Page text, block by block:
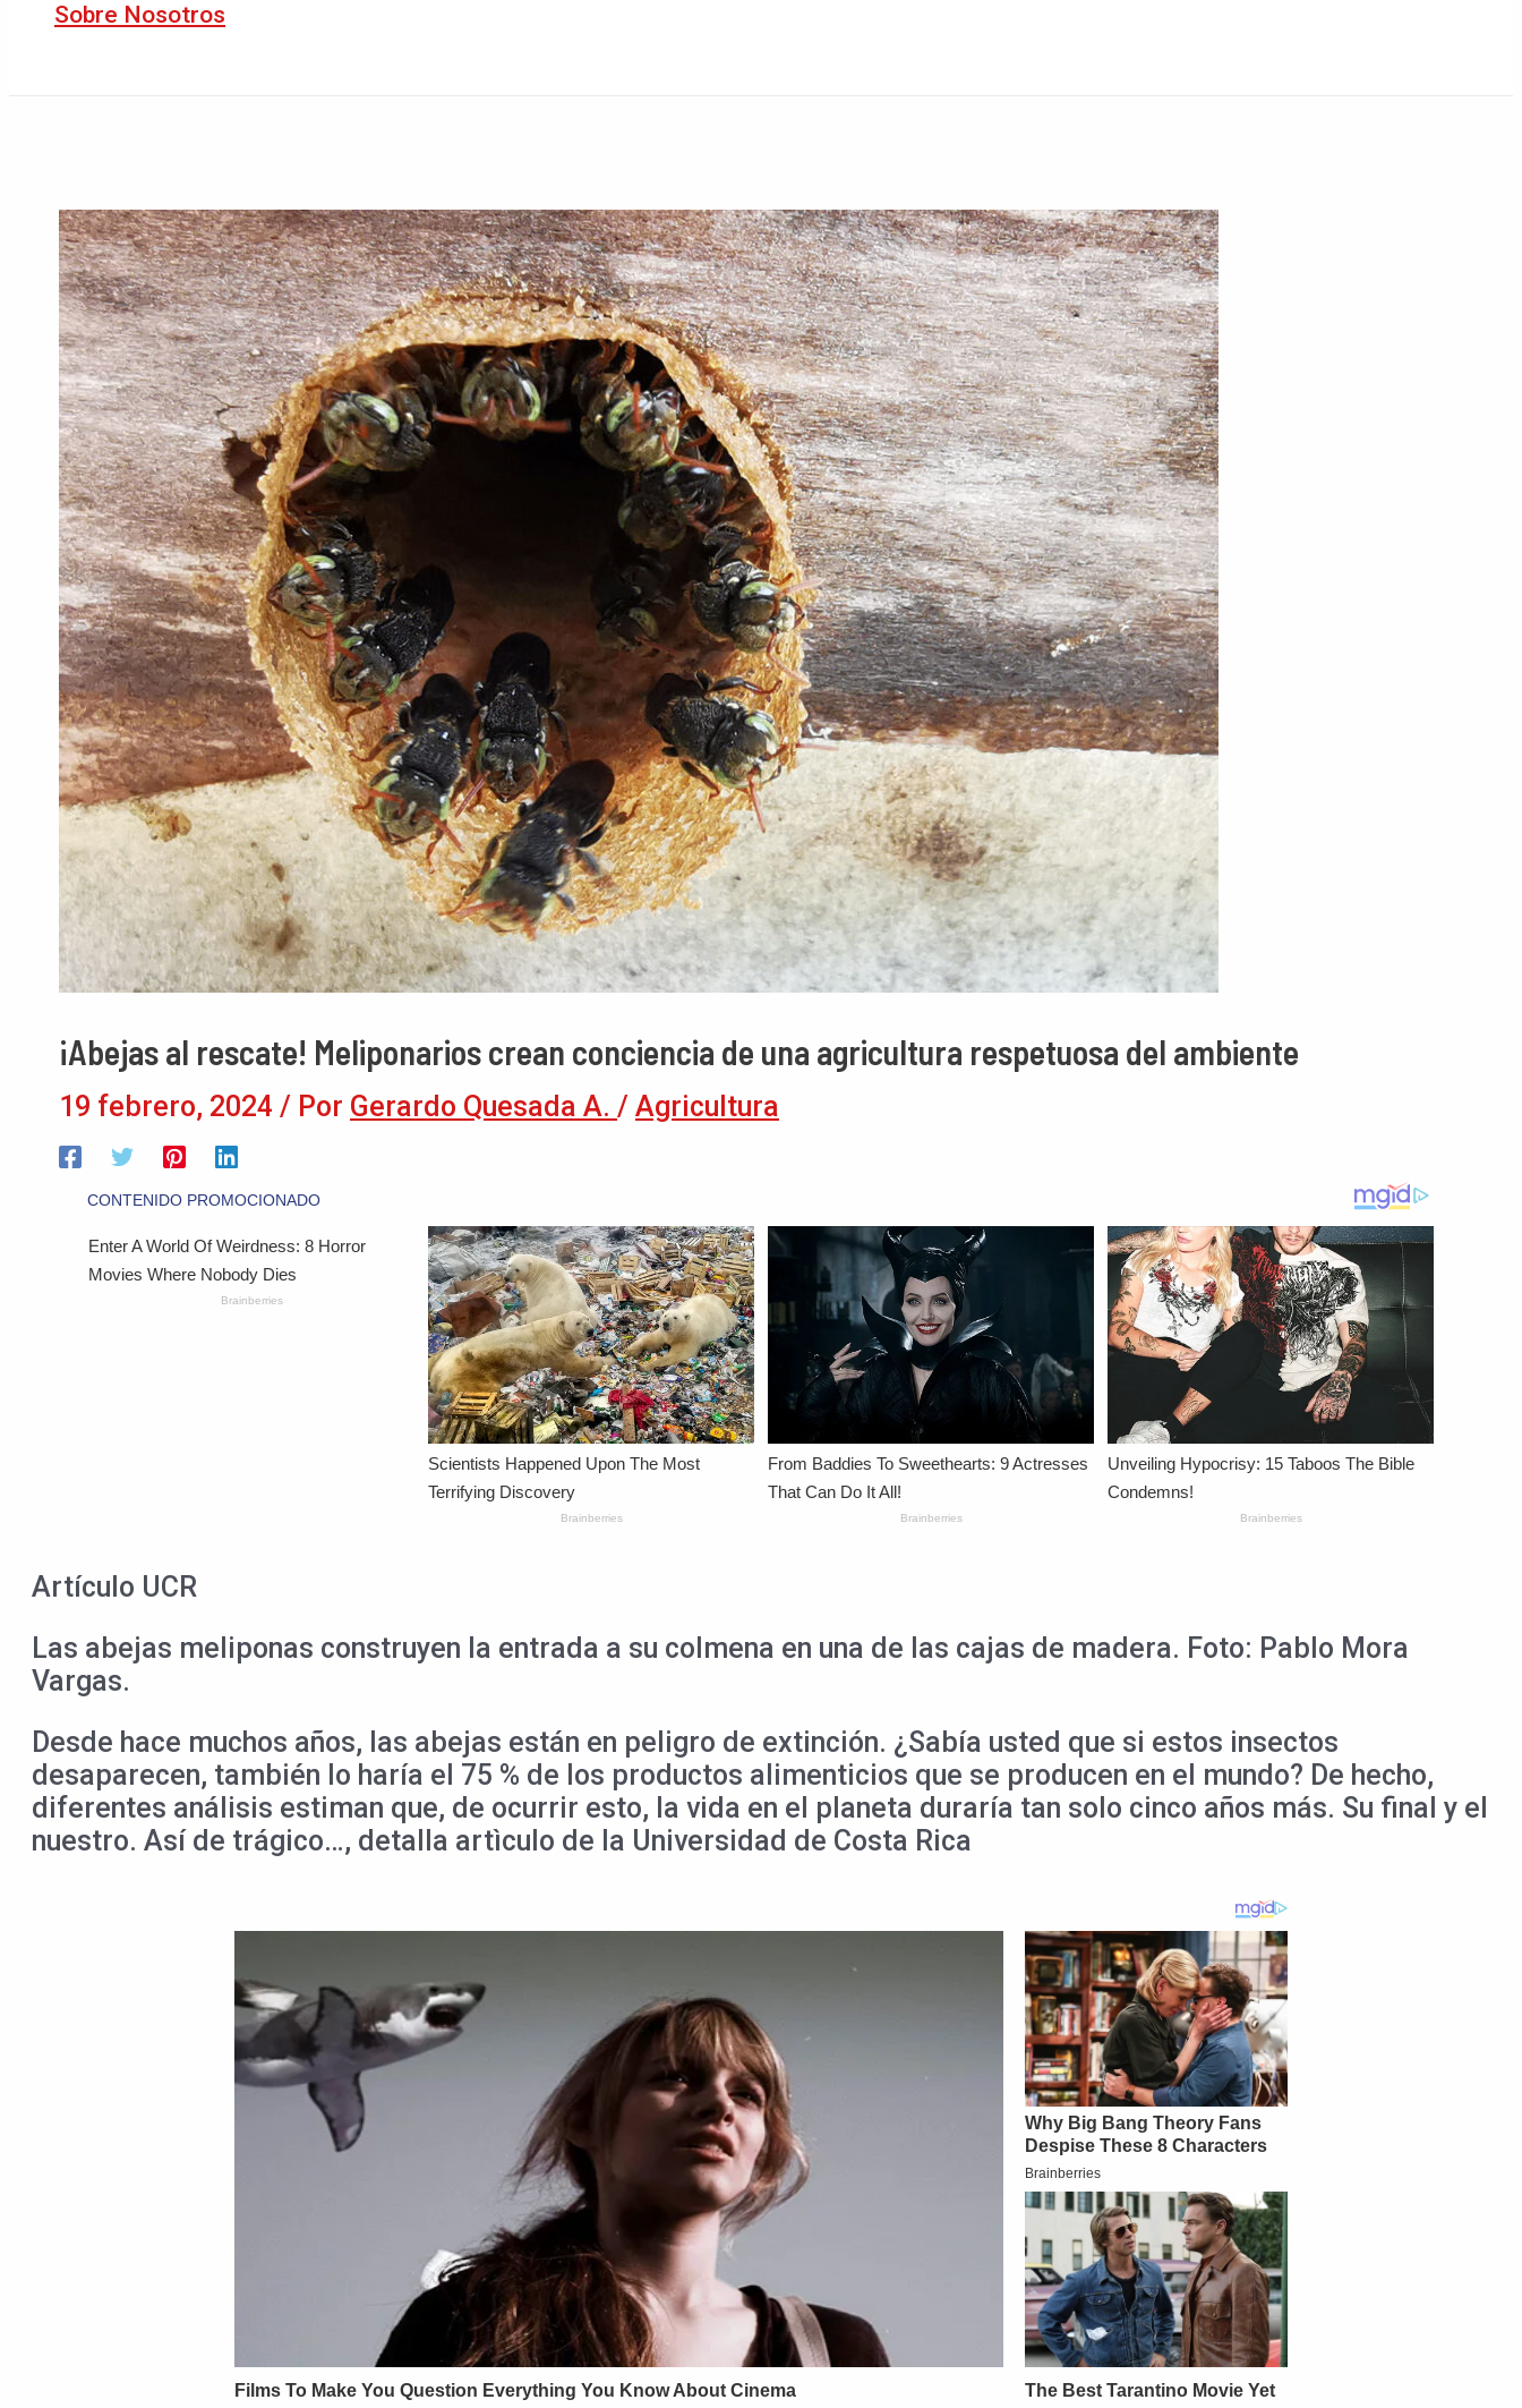
Sobre Nosotros
¡Abejas al rescate! Meliponarios crean conciencia de una agricultura respetuosa del ambiente
19 febrero, 2024 / Por Gerardo Quesada A. / Agricultura
Artículo UCR
Las abejas meliponas construyen la entrada a su colmena en una de las cajas de madera. Foto: Pablo Mora
Vargas.
Desde hace muchos años, las abejas están en peligro de extinción. ¿Sabía usted que si estos insectos
desaparecen, también lo haría el 75 % de los productos alimenticios que se producen en el mundo? De hecho,
diferentes análisis estiman que, de ocurrir esto, la vida en el planeta duraría tan solo cinco años más. Su final y el
nuestro. Así de trágico…, detalla artìculo de la Universidad de Costa Rica